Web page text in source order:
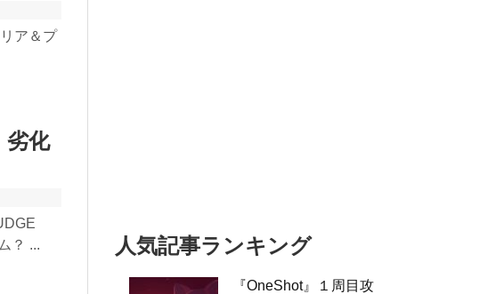
ア＆プ
劣化
？ ...
人気記事ランキング
『OneShot』１周目攻